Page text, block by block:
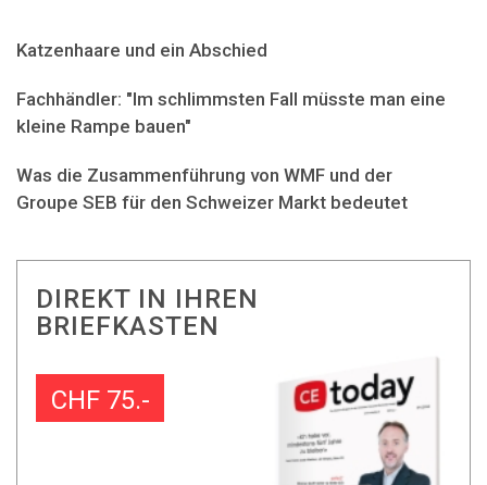
Katzenhaare und ein Abschied
Fachhändler: "Im schlimmsten Fall müsste man eine
kleine Rampe bauen"
Was die Zusammenführung von WMF und der
Groupe SEB für den Schweizer Markt bedeutet
DIREKT IN IHREN
BRIEFKASTEN
CHF 75.-